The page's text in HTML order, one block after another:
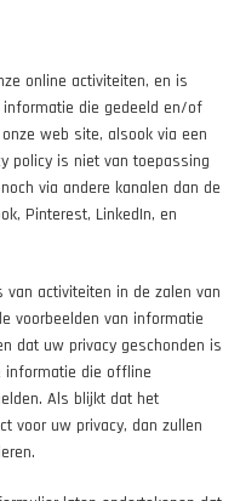
online activiteiten, en is
die gedeeld en/of
web site, alsook via een
policy is niet van toepassing
via andere kanalen dan de
Pinterest, LinkedIn, en
activiteiten in de zalen van
voorbeelden van informatie
dat uw privacy geschonden is
informatie die offline
Als blijkt dat het
voor uw privacy, dan zullen